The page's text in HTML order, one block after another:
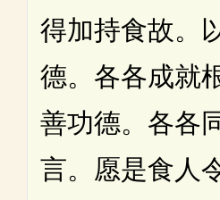
得加持食故。
德。各各成就
善功德。各各
言。愿是食人